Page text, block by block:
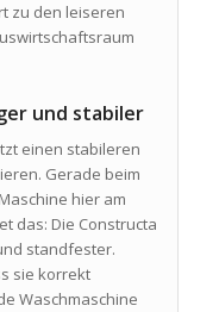
zu den leiseren
und stabiler
einen stabileren
Gerade beim
hier am
das: Die Constructa
standfester.
sie korrekt
Waschmaschine